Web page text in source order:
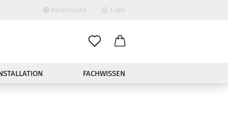
Deutschland Login
FACHWISSEN